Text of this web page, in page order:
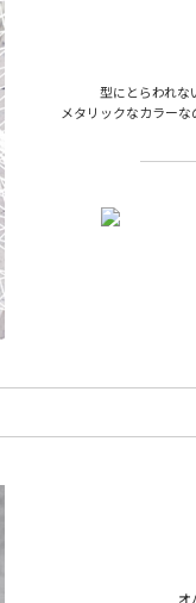
型にとらわれな
メタリックなカラー
オ